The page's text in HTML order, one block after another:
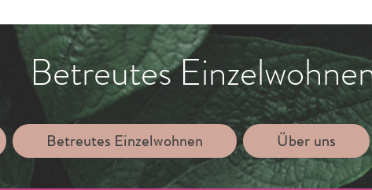
Betreutes
Betreutes Einzelwohnen Über uns